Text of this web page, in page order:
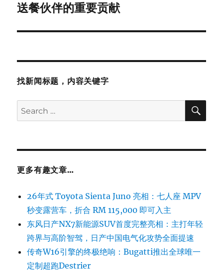
送餐伙伴的重要贡献
找新闻标题，内容关键字
Search
for:
更多有趣文章…
26年式 Toyota Sienta Juno 亮相：七人座 MPV
秒变露营车，折合 RM 115,000 即可入主
东风日产NX7新能源SUV首度完整亮相：主打年轻
跨界与高阶智驾，日产中国电气化攻势全面提速
传奇W16引擎的终极绝响：Bugatti推出全球唯一
定制超跑Destrier